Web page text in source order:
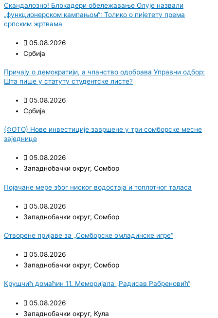
Скандалозно! Блокадери обележавање Олује назвали
„функционерском кампањом“: Толико о пијетету према
српским жртвама
05.08.2026
Србија
Причају о демократији, а чланство одобрава Управни одбор:
Шта пише у статуту студентске листе?
05.08.2026
Србија
(ФОТО) Нове инвестиције завршене у три сомборске месне
заједнице
05.08.2026
Западнобачки округ, Сомбор
Појачане мере због ниског водостаја и топлотног таласа
05.08.2026
Западнобачки округ, Сомбор
Отворене пријаве за „Сомборске омладинске игре“
05.08.2026
Западнобачки округ, Сомбор
Крушчић домаћин 11. Меморијала „Радисав Рабреновић“
05.08.2026
Западнобачки округ, Кула